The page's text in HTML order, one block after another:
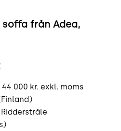
från Adea,
000 kr. exkl. moms
Ridderstråle